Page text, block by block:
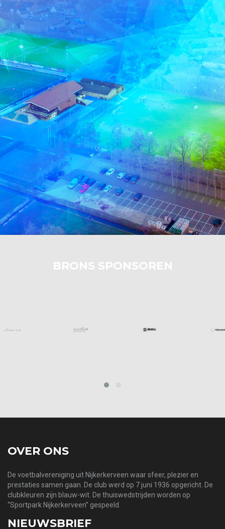
BRONS SPONSOREN
prev
OVER ONS
De voetbalvereniging uit Nijkerkerveen waar sfeer, plezier en
prestaties samen gaan. De club werd op 7 juni 1936 opgericht. De
clubkleuren zijn blauw-wit. De thuiswedstrijden worden op
“Sportpark Nijkerkerveen” gespeeld.
NIEUWSBRIEF